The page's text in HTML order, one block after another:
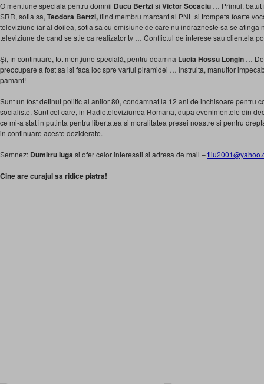
O mentiune speciala pentru domnii Ducu Bertzisi Victor Socaciu … Primul,
SRR, sotia sa, Teodora Bertzi,fiind membru marcant al PNL si trompeta foarte
televiziune iar al doilea, sotia sa cu emisiune de care nu indrazneste sa se atinga
televiziune de cand se stie ca realizator tv … Conflictul de interese sau clientela
Şi, în continuare, tot menţiune specială, pentru doamna Lucia Hossu Longin …
preocupare a fost sa isi faca loc spre varful piramidei … Instruita, manuitor
pamant!
Sunt un fost detinut politic al anilor 80, condamnat la 12 ani de inchisoare pentru
socialiste. Sunt cel care, in Radioteleviziunea Romana, dupa evenimentele din
ce mi-a stat in putinta pentru libertatea si moralitatea presei noastre si pentru
in continuare aceste deziderate.
Semnez: Dumitru Iuga si ofer celor interesati si adresa de mail –
Cine are curajul sa ridice piatra!